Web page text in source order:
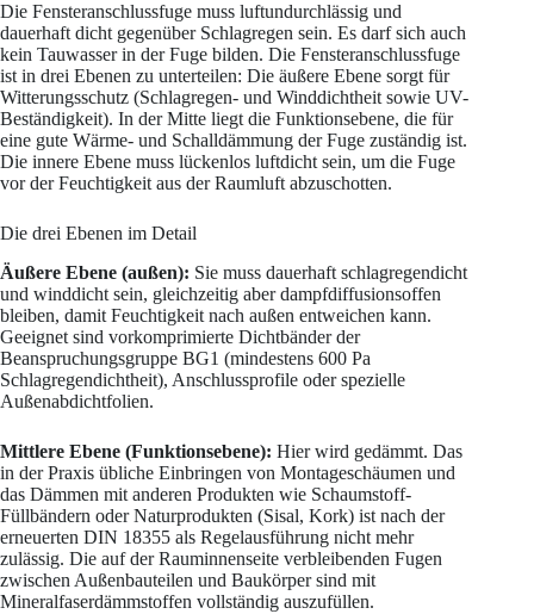
Die Fensteranschlussfuge muss luftundurchlässig und
dauerhaft dicht gegenüber Schlagregen sein. Es darf sich auch
kein Tauwasser in der Fuge bilden. Die Fensteranschlussfuge
ist in drei Ebenen zu unterteilen: Die äußere Ebene sorgt für
Witterungsschutz (Schlagregen- und Winddichtheit sowie UV-
Beständigkeit). In der Mitte liegt die Funktionsebene, die für
eine gute Wärme- und Schalldämmung der Fuge zuständig ist.
Die innere Ebene muss lückenlos luftdicht sein, um die Fuge
vor der Feuchtigkeit aus der Raumluft abzuschotten.
Die drei Ebenen im Detail
Äußere Ebene (außen): Sie muss dauerhaft schlagregendicht
und winddicht sein, gleichzeitig aber dampfdiffusionsoffen
bleiben, damit Feuchtigkeit nach außen entweichen kann.
Geeignet sind vorkomprimierte Dichtbänder der
Beanspruchungsgruppe BG1 (mindestens 600 Pa
Schlagregendichtheit), Anschlussprofile oder spezielle
Außenabdichtfolien.
Mittlere Ebene (Funktionsebene): Hier wird gedämmt. Das
in der Praxis übliche Einbringen von Montageschäumen und
das Dämmen mit anderen Produkten wie Schaumstoff-
Füllbändern oder Naturprodukten (Sisal, Kork) ist nach der
erneuerten DIN 18355 als Regelausführung nicht mehr
zulässig. Die auf der Rauminnenseite verbleibenden Fugen
zwischen Außenbauteilen und Baukörper sind mit
Mineralfaserdämmstoffen vollständig auszufüllen.